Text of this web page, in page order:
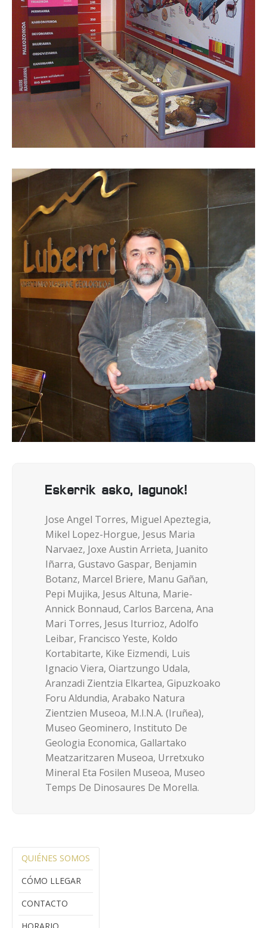
Eskerrik asko, lagunok!
Jose Angel Torres, Miguel Apeztegia,
Mikel Lopez-Horgue, Jesus Maria
Narvaez, Joxe Austin Arrieta, Juanito
Iñarra, Gustavo Gaspar, Benjamin
Botanz, Marcel Briere, Manu Gañan,
Pepi Mujika, Jesus Altuna, Marie-
Annick Bonnaud, Carlos Barcena, Ana
Mari Torres, Jesus Iturrioz, Adolfo
Leibar, Francisco Yeste, Koldo
Kortabitarte, Kike Eizmendi, Luis
Ignacio Viera, Oiartzungo Udala,
Aranzadi Zientzia Elkartea, Gipuzkoako
Foru Aldundia, Arabako Natura
Zientzien Museoa, M.I.N.A. (Iruñea),
Museo Geominero, Instituto De
Geologia Economica, Gallartako
Meatzaritzaren Museoa, Urretxuko
Mineral Eta Fosilen Museoa, Museo
Temps De Dinosaures De Morella.
QUIÉNES SOMOS
CÓMO LLEGAR
CONTACTO